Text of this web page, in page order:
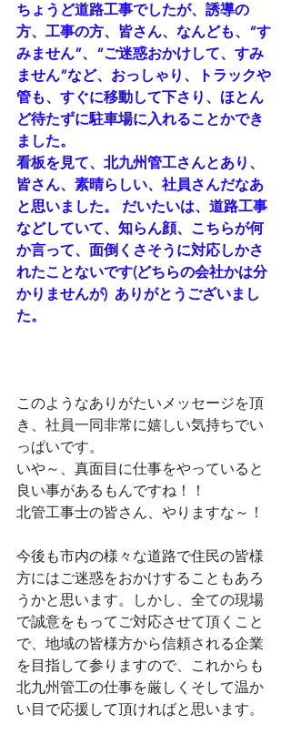
ちょうど道路工事でしたが、誘導の
方、工事の方、皆さん、なんども、“す
みません”、“ご迷惑おかけして、すみ
ません”など、おっしゃり、トラックや
管も、すぐに移動して下さり、ほとん
ど待たずに駐車場に入れることかでき
ました。
看板を見て、北九州管工さんとあり、
皆さん、素晴らしい、社員さんだなあ
と思いました。 だいたいは、道路工事
などしていて、知らん顔、こちらが何
か言って、面倒くさそうに対応しかさ
れたことないです(どちらの会社かは分
かりませんが)  ありがとうございまし
た。
このようなありがたいメッセージを頂
き、社員一同非常に嬉しい気持ちでい
っぱいです。
いや～、真面目に仕事をやっていると
良い事があるもんですね！！
北管工事士の皆さん、やりますな～！
今後も市内の様々な道路で住民の皆様
方にはご迷惑をおかけすることもあろ
うかと思います。しかし、全ての現場
で誠意をもってご対応させて頂くこと
で、地域の皆様方から信頼される企業
を目指して参りますので、これからも
北九州管工の仕事を厳しくそして温か
い目で応援して頂ければと思います。